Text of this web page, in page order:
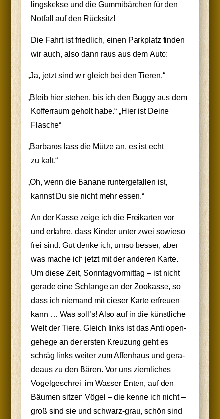
lings­kek­se und die Gum­mi­bär­chen für den
Not­fall auf den Rücksitz!
Die Fahrt ist fried­lich, einen Park­platz fin­den
wir auch, also dann raus aus dem Auto:
„Ja, jetzt sind wir gleich bei den Tieren.“
„Bleib hier ste­hen, bis ich den Bug­gy aus dem
Kof­fer­raum geholt habe.“ „Hier ist Dei­ne
Flasche“
„Bar­ba­ros lass die Müt­ze an, es ist echt
zu kalt.“
„Oh, wenn die Bana­ne run­ter­ge­fal­len ist,
kannst Du sie nicht mehr essen.“
An der Kas­se zei­ge ich die Frei­kar­ten vor
und erfah­re, dass Kin­der unter zwei sowie­so
frei sind. Gut den­ke ich, umso bes­ser, aber
was mache ich jetzt mit der ande­ren Kar­te.
Um die­se Zeit, Sonn­tag­vor­mit­tag – ist nicht
gera­de eine Schlan­ge an der Zoo­kas­se, so
dass ich nie­mand mit die­ser Kar­te erfreu­en
kann … Was soll’s! Also auf in die künst­li­che
Welt der Tie­re. Gleich links ist das Anti­lo­pen­
ge­he­ge an der ers­ten Kreu­zung geht es
schräg links wei­ter zum Affen­haus und gera­
de­aus zu den Bären. Vor uns ziem­li­ches
Vogel­ge­schrei, im Was­ser Enten, auf den
Bäu­men sit­zen Vögel – die ken­ne ich nicht –
groß sind sie und schwarz-grau, schön sind